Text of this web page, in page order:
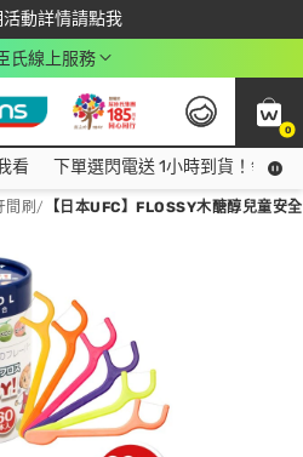
動詳情請點我
最高回饋$350
氏線上服務
0
看 下單選閃電送 1小時到貨！領神
刷 / 【日本UFC】FLOSSY木醣醇兒童安